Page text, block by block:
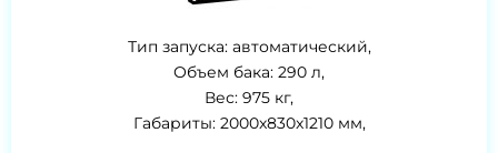
Тип запуска: автоматический,
Объем бака: 290 л,
Вес: 975 кг,
Габариты: 2000x830x1210 мм,